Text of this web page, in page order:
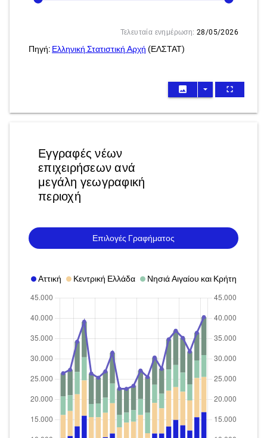
Τελευταία ενημέρωση: 28/05/2026
Πηγή: Ελληνική Στατιστική Αρχή (ΕΛΣΤΑΤ)
image arrow_drop_down fullscreen
Εγγραφές νέων
επιχειρήσεων ανά
μεγάλη γεωγραφική
περιοχή
Επιλογές Γραφήματος
Αττική Κεντρική Ελλάδα Νησιά Αιγαίου και Κρήτη